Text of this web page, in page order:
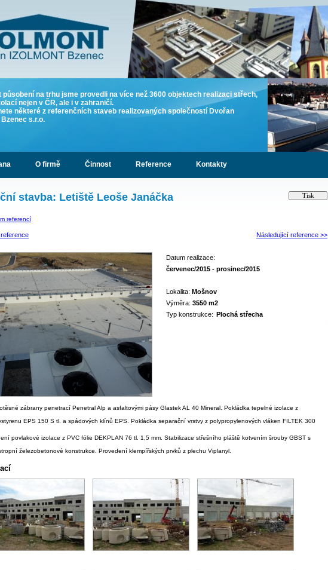
působení na trhu jsme provedli na více než 3600 objektech realizaci střech,
nejen v ČR, ale i v zahraničí.
některé z referenčních staveb realizovaných společností Dvořan
Bzenec s.r.o.
O firmě Činnost Reference Kontakty
stavba: Letiště Leoše Janáčka
referencí
Následující reference >>
Datum realizace:
červenec/2015 - prosinec/2015
Lokalita: Mošnov
Výměra: 3550 m2
Typ konstrukce: Plochá střecha
zábrany penetrací Penetral Alp a asfaltovými pásy Glastek AL 40 Mineral. Pokládka tepelné izolace z
EPS 150 S tl. a spádových klínů EPS. Pokládka separační vrstvy z polypropylenových vláken FILTEK 300
povlakové izolace z PVC fólie DEKPLAN 76 tl. 1,5 mm. Stabilizace střešního pláště kotvením šrouby GBST s
železobetonové konstrukce. Provedení klempířských prvků z plechu Viplanyl.